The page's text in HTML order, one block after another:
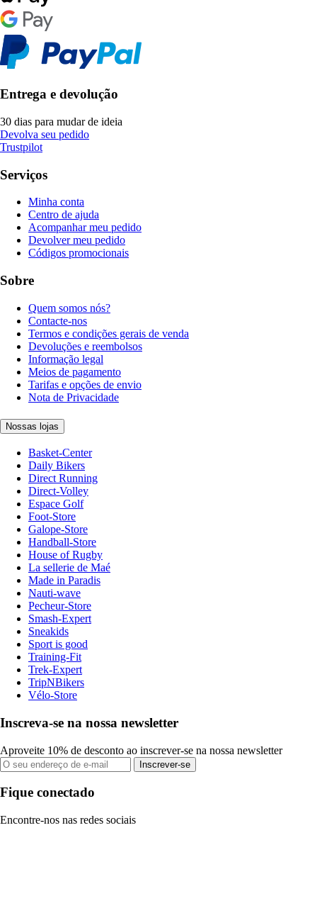
Entrega e devolução
30 dias para mudar de ideia
Devolva seu pedido
Trustpilot
Serviços
Minha conta
Centro de ajuda
Acompanhar meu pedido
Devolver meu pedido
Códigos promocionais
Sobre
Quem somos nós?
Contacte-nos
Termos e condições gerais de venda
Devoluções e reembolsos
Informação legal
Meios de pagamento
Tarifas e opções de envio
Nota de Privacidade
Nossas lojas
Basket-Center
Daily Bikers
Direct Running
Direct-Volley
Espace Golf
Foot-Store
Galope-Store
Handball-Store
House of Rugby
La sellerie de Maé
Made in Paradis
Nauti-wave
Pecheur-Store
Smash-Expert
Sneakids
Sport is good
Training-Fit
Trek-Expert
TripNBikers
Vélo-Store
Inscreva-se na nossa newsletter
Aproveite 10% de desconto ao inscrever-se na nossa newsletter
Inscrever-se
Fique conectado
Encontre-nos nas redes sociais